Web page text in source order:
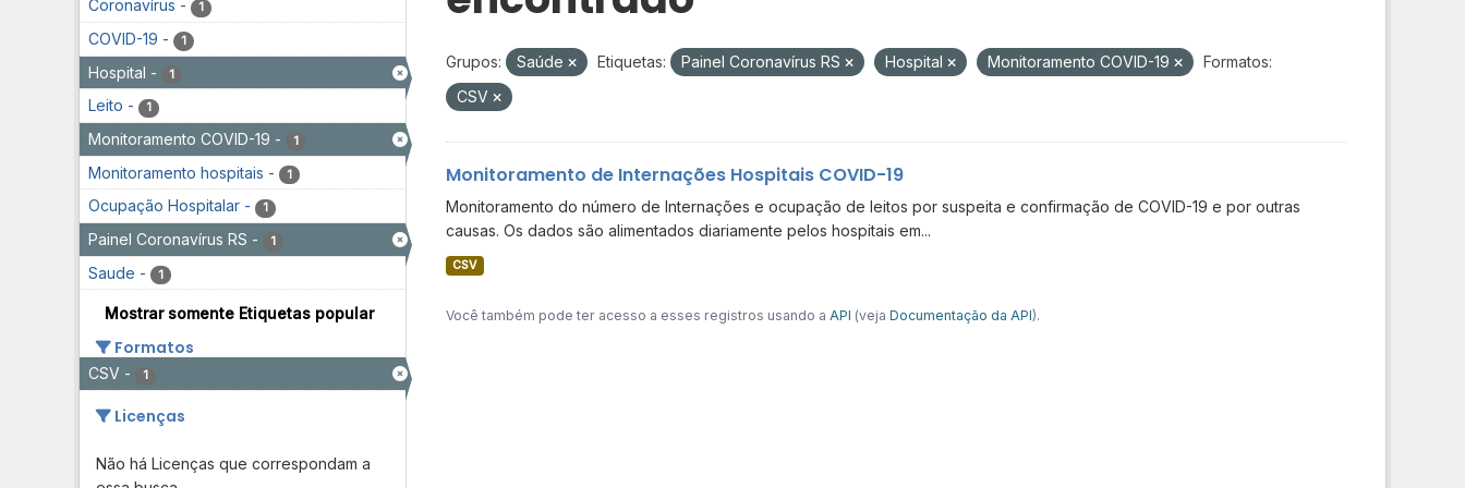
Coronavírus - 1
COVID-19 - 1
Hospital - 1
Leito - 1
Monitoramento COVID-19 - 1
Monitoramento hospitais - 1
Ocupação Hospitalar - 1
Painel Coronavírus RS - 1
Saude - 1
Mostrar somente Etiquetas popular
Formatos
CSV - 1
Licenças
Não há Licenças que correspondam a
Grupos: Saúde Etiquetas: Painel Coronavírus RS Hospital Monitoramento COVID-19
Formatos:
CSV
Monitoramento de Internações Hospitais COVID-19
Monitoramento do número de Internações e ocupação de leitos por suspeita e confirmação de COVID-19 e por outras
causas. Os dados são alimentados diariamente pelos hospitais em...
CSV
Você também pode ter acesso a esses registros usando a API (veja Documentação da API).